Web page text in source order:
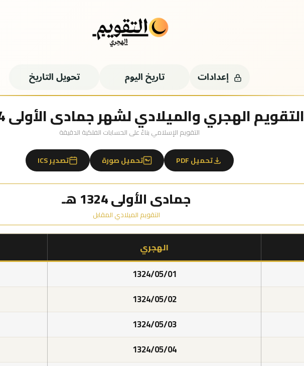
إعدادات تاريخ اليوم تحويل التاريخ
التقويم الهجري والميلادي لشهر جمادى الأولى 1324 هـ
التقويم الإسلامي بناءً على الحسابات الفلكية الدقيقة
تحميل PDF تحميل صورة تصدير ICS
جمادى الأولى 1324 هـ
التقويم الميلادي المقابل
الهجري
1324/05/01
1324/05/02
1324/05/03
1324/05/04